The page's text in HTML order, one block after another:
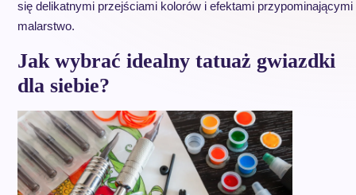
się delikatnymi przejściami kolorów i efektami przypominającymi
malarstwo.
Jak wybrać idealny tatuaż gwiazdki
dla siebie?